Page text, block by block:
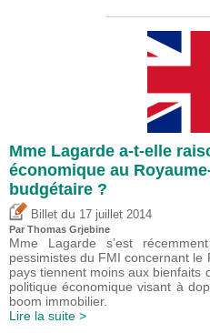
Mme Lagarde a-t-elle
économique au
budgétaire ?
Billet du 17 juillet 2014
Par Thomas Grjebine
Mme Lagarde s’est
pessimistes du FMI concernant le
pays tiennent moins aux bienfaits
politique économique visant à
boom immobilier.
Lire la suite >